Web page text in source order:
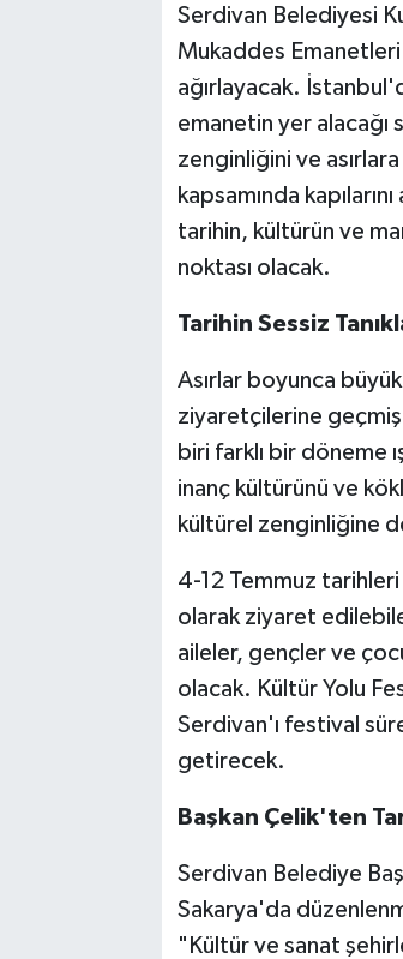
Serdivan Belediyesi
Mukaddes
ağırlayacak.
emanetin yer alacağı
zenginliğini ve
kapsamında
tarihin, kültürün ve
noktası olacak.
Tarihin Sessiz
Asırlar boyunca
ziyaretçilerine
biri farklı bir döneme
inanç kültürünü ve
kültürel zenginliğine
4-12 Temmuz
olarak ziyaret
aileler, gençler ve
olacak. Kültür Yolu
Serdivan'ı festival
getirecek.
Başkan Çelik'ten
Serdivan Belediye
Sakarya'da
"Kültür ve sanat